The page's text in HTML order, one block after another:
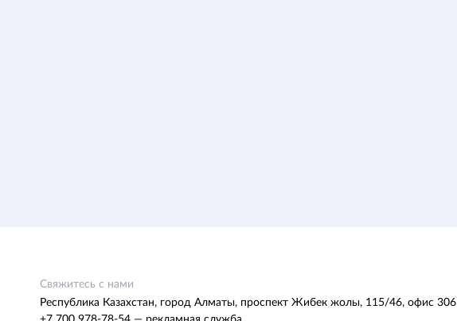
Свяжитесь с нами
Республика Казахстан, город Алматы, проспект Жибек жолы, 115/46, офис 306